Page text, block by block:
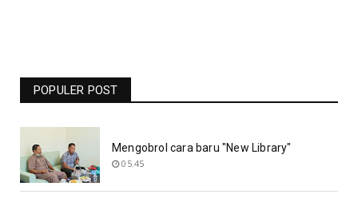
POPULER POST
Bolasport.com
Mengobrol cara baru "New Library"
05.45